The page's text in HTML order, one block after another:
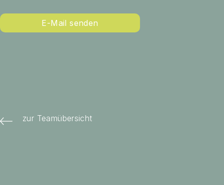
E-Mail senden
zur Teamübersicht